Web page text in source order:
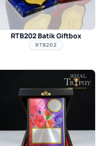
RTB202 Batik Giftbox
RTB202